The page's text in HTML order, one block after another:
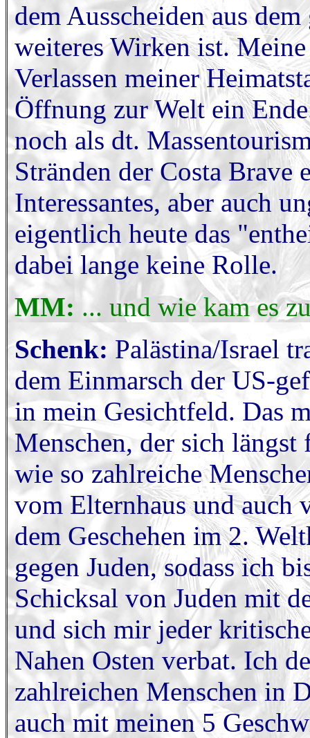
dem Ausscheiden aus
weiteres Wirken ist.
Verlassen meiner
Öffnung zur Welt ein
noch als dt.
Stränden der Costa Brave
Interessantes, aber auch
eigentlich heute das
dabei lange keine Rolle.
MM: ... und wie kam es
Schenk: Palästina/Israel
dem Einmarsch der US-
in mein Gesichtfeld. Das
Menschen, der sich
wie so zahlreiche
vom Elternhaus und auch
dem Geschehen im 2.
gegen Juden, sodass ich
Schicksal von Juden mit
und sich mir jeder
Nahen Osten verbat. Ich
zahlreichen Menschen in
auch mit meinen 5